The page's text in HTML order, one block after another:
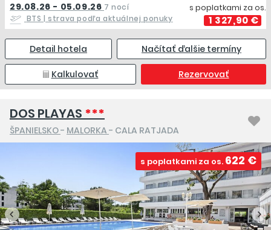
29.08.26 - 05.09.26 7 nocí
BTS| strava podľa aktuálnej ponuky
s poplatkami za os.
1 327,90 €
Detail hotela Načítať ďalšie termíny
Kalkulovať Rezervovať
DOS PLAYAS ***
ŠPANIELSKO- MALORKA - CALA RATJADA
s poplatkami za os. 622 €